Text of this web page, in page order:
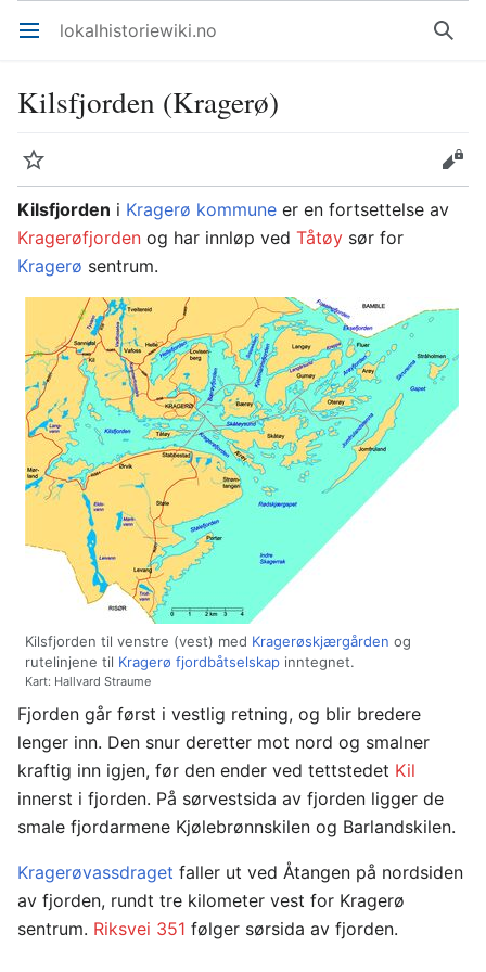
Åpne hovedmenyen lokalhistoriewiki.no Søk
Kilsfjorden (Kragerø)
Overvåk
Rediger
Kilsfjorden i Kragerø kommune er en fortsettelse av
Kragerøfjorden og har innløp ved Tåtøy sør for
Kragerø sentrum.
Kilsfjorden til venstre (vest) med Kragerøskjærgården og
rutelinjene til Kragerø fjordbåtselskap inntegnet.
Kart: Hallvard Straume
Fjorden går først i vestlig retning, og blir bredere
lenger inn. Den snur deretter mot nord og smalner
kraftig inn igjen, før den ender ved tettstedet Kil
innerst i fjorden. På sørvestsida av fjorden ligger de
smale fjordarmene Kjølebrønnskilen og Barlandskilen.
Kragerøvassdraget faller ut ved Åtangen på nordsiden
av fjorden, rundt tre kilometer vest for Kragerø
sentrum. Riksvei 351 følger sørsida av fjorden.